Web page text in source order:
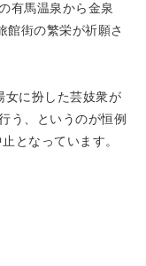
有馬温泉から金泉
館街の繁栄が祈願さ
女に扮した芸妓衆が
う、というのが恒例
となっています。